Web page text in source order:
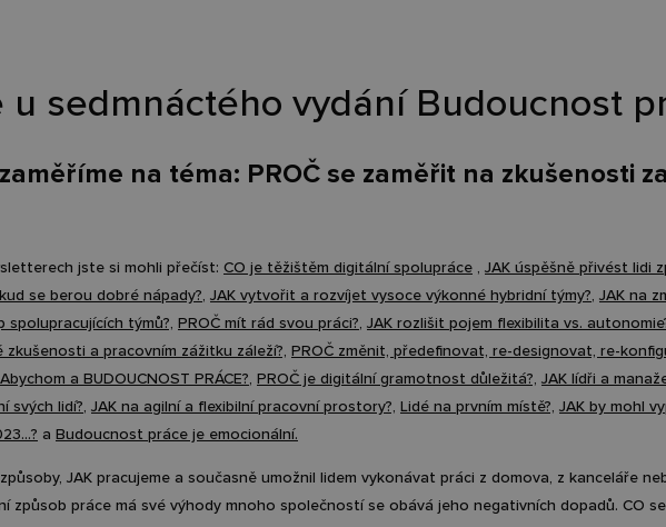
sedmnáctého vydání Budoucnost
na téma: PROČ se zaměřit na zkušenosti
jste si mohli přečíst: CO je těžištěm digitální spolupráce , JAK úspěšně přivést lidi
se berou dobré nápady?, JAK vytvořit a rozvíjet vysoce výkonné hybridní týmy?, JAK na
spolupracujících týmů?, PROČ mít rád svou práci?, JAK rozlišit pojem flexibilita vs.
zkušenosti a pracovním zážitku záleží?, PROČ změnit, předefinovat, re-designovat, re-
a BUDOUCNOST PRÁCE?, PROČ je digitální gramotnost důležitá?, JAK lídři a
svých lidí?, JAK na agilní a flexibilní pracovní prostory?, Lidé na prvním místě?, JAK by mohl
a Budoucnost práce je emocionální.
JAK pracujeme a současně umožnil lidem vykonávat práci z domova, z kanceláře
způsob práce má své výhody mnoho společností se obává jeho negativních dopadů. CO